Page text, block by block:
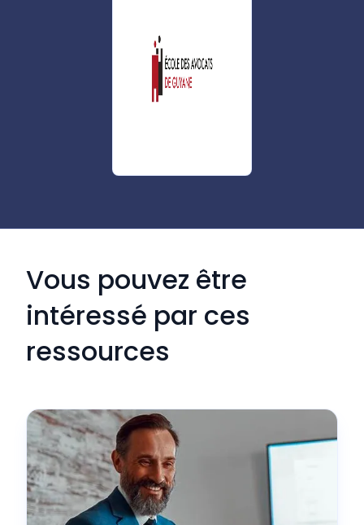
Vous pouvez être
intéressé par ces
ressources